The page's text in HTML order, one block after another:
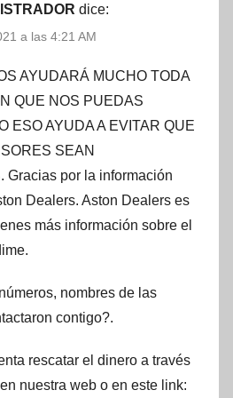
dice:
a las 4:21 AM
AYUDARÁ MUCHO TODA
QUE NOS PUEDAS
ESO AYUDA A EVITAR QUE
SEAN
Gracias por la información
Dealers. Aston Dealers es
más información sobre el
nombres de las
contigo?.
rescatar el dinero a través
nuestra web o en este link: